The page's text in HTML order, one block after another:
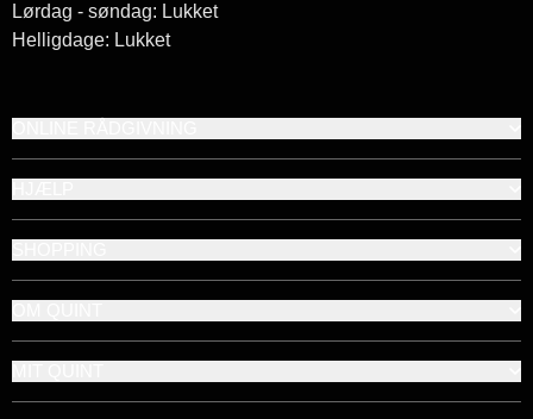
Lørdag - søndag: Lukket
Helligdage: Lukket